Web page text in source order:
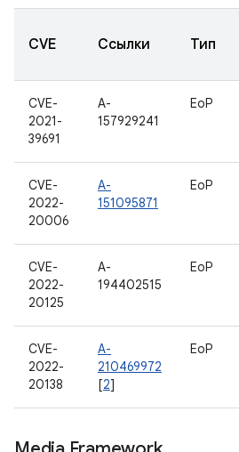
CVE Ссылки Тип
CVE-
2021-
39691
A-
157929241
EoP
CVE-
2022-
20006
A-
151095871
EoP
CVE-
2022-
20125
A-
194402515
EoP
CVE-
2022-
20138
A-
210469972
[2]
EoP